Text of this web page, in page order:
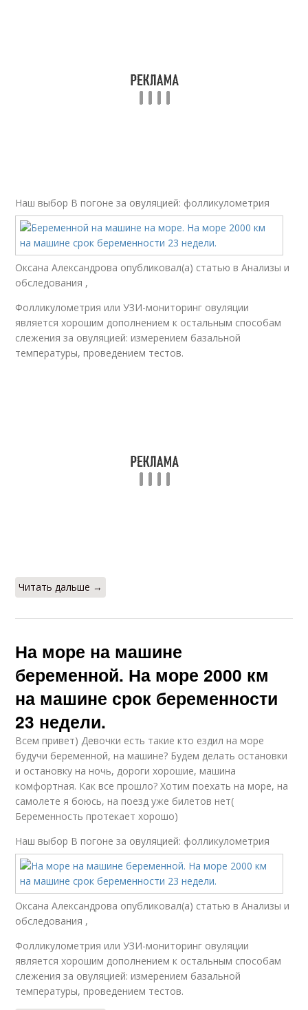
Наш выбор В погоне за овуляцией: фолликулометрия
Оксана Александрова опубликовал(а) статью в Анализы и
обследования ,
Фолликулометрия или УЗИ-мониторинг овуляции
является хорошим дополнением к остальным способам
слежения за овуляцией: измерением базальной
температуры, проведением тестов.
Читать дальше →
На море на машине
беременной. На море 2000 км
на машине срок беременности
23 недели.
Всем привет) Девочки есть такие кто ездил на море
будучи беременной, на машине? Будем делать остановки
и остановку на ночь, дороги хорошие, машина
комфортная. Как все прошло? Хотим поехать на море, на
самолете я боюсь, на поезд уже билетов нет(
Беременность протекает хорошо)
Наш выбор В погоне за овуляцией: фолликулометрия
Оксана Александрова опубликовал(а) статью в Анализы и
обследования ,
Фолликулометрия или УЗИ-мониторинг овуляции
является хорошим дополнением к остальным способам
слежения за овуляцией: измерением базальной
температуры, проведением тестов.